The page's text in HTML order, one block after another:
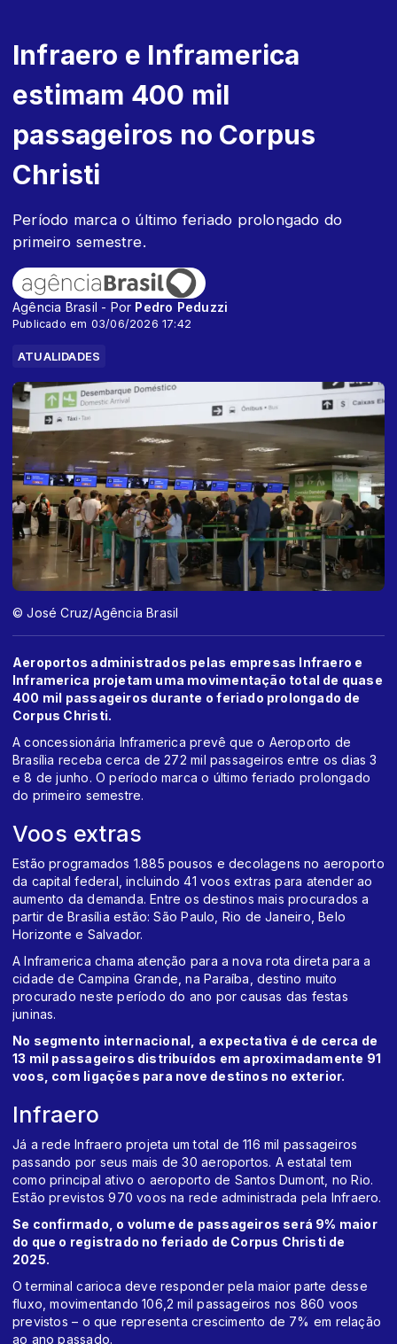
Infraero e Inframerica
estimam 400 mil
passageiros no Corpus
Christi
Período marca o último feriado prolongado do
primeiro semestre.
Agência Brasil - Por Pedro Peduzzi
Publicado em 03/06/2026 17:42
ATUALIDADES
© José Cruz/Agência Brasil
Aeroportos administrados pelas empresas Infraero e
Inframerica projetam uma movimentação total de quase
400 mil passageiros durante o feriado prolongado de
Corpus Christi.
A concessionária Inframerica prevê que o Aeroporto de
Brasília receba cerca de 272 mil passageiros entre os dias 3
e 8 de junho. O período marca o último feriado prolongado
do primeiro semestre.
Voos extras
Estão programados 1.885 pousos e decolagens no aeroporto
da capital federal, incluindo 41 voos extras para atender ao
aumento da demanda. Entre os destinos mais procurados a
partir de Brasília estão: São Paulo, Rio de Janeiro, Belo
Horizonte e Salvador.
A Inframerica chama atenção para a nova rota direta para a
cidade de Campina Grande, na Paraíba, destino muito
procurado neste período do ano por causas das festas
juninas.
No segmento internacional, a expectativa é de cerca de
13 mil passageiros distribuídos em aproximadamente 91
voos, com ligações para nove destinos no exterior.
Infraero
Já a rede Infraero projeta um total de 116 mil passageiros
passando por seus mais de 30 aeroportos. A estatal tem
como principal ativo o aeroporto de Santos Dumont, no Rio.
Estão previstos 970 voos na rede administrada pela Infraero.
Se confirmado, o volume de passageiros será 9% maior
do que o registrado no feriado de Corpus Christi de
2025.
O terminal carioca deve responder pela maior parte desse
fluxo, movimentando 106,2 mil passageiros nos 860 voos
previstos – o que representa crescimento de 7% em relação
ao ano passado.